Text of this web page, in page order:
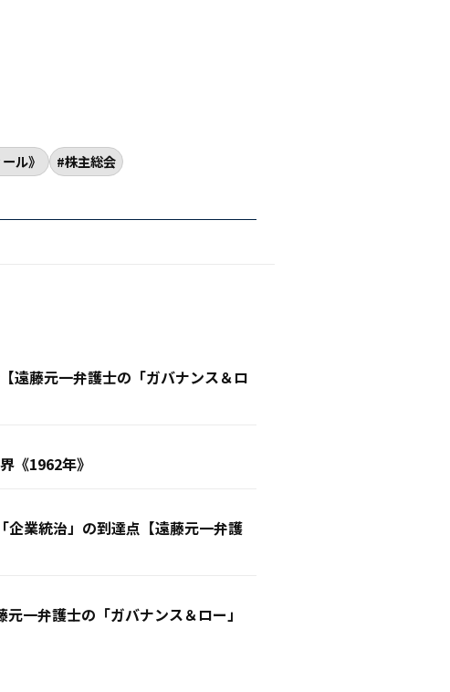
ル》
株主総会
遠藤元一弁護士の「ガバナンス＆ロ
《1962年》
業統治」の到達点【遠藤元一弁護
一弁護士の「ガバナンス＆ロー」